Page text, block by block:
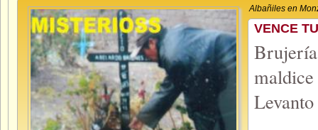
Albañiles en
VENCE